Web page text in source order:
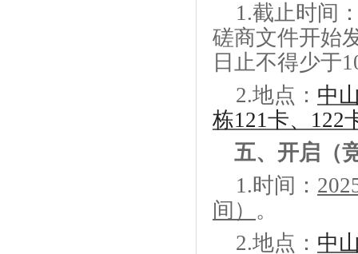
1.截止时间
磋商文件开始
日止不得少于
2.地点： 中
栋121卡、122
五、 开启（
1.时间： 202
间） 。
2.地点： 中